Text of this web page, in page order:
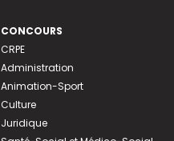
CONCOURS
CRPE
Administration
Animation-Sport
Culture
Juridique